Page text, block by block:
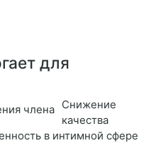
для
Снижение
качества
в интимной сфере